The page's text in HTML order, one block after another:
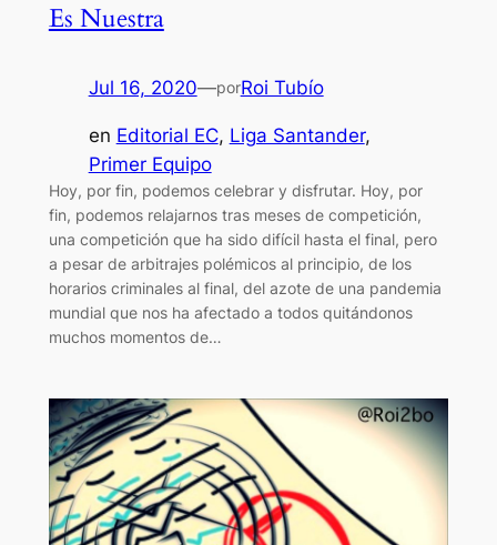
Es Nuestra
Jul 16, 2020—porRoi Tubío
en Editorial EC, Liga Santander
Primer Equipo
Hoy, por fin, podemos celebrar y disfrutar. Hoy, por
fin, podemos relajarnos tras meses de competición,
una competición que ha sido difícil hasta el final, pero
a pesar de arbitrajes polémicos al principio, de los
horarios criminales al final, del azote de una pandemia
mundial que nos ha afectado a todos quitándonos
muchos momentos de…